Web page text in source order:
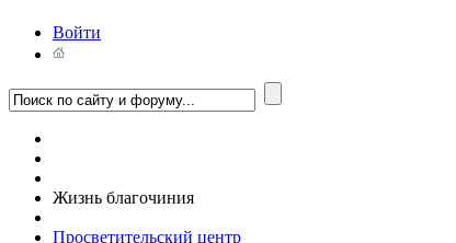
Войти
Жизнь благочиния
Просветительский центр